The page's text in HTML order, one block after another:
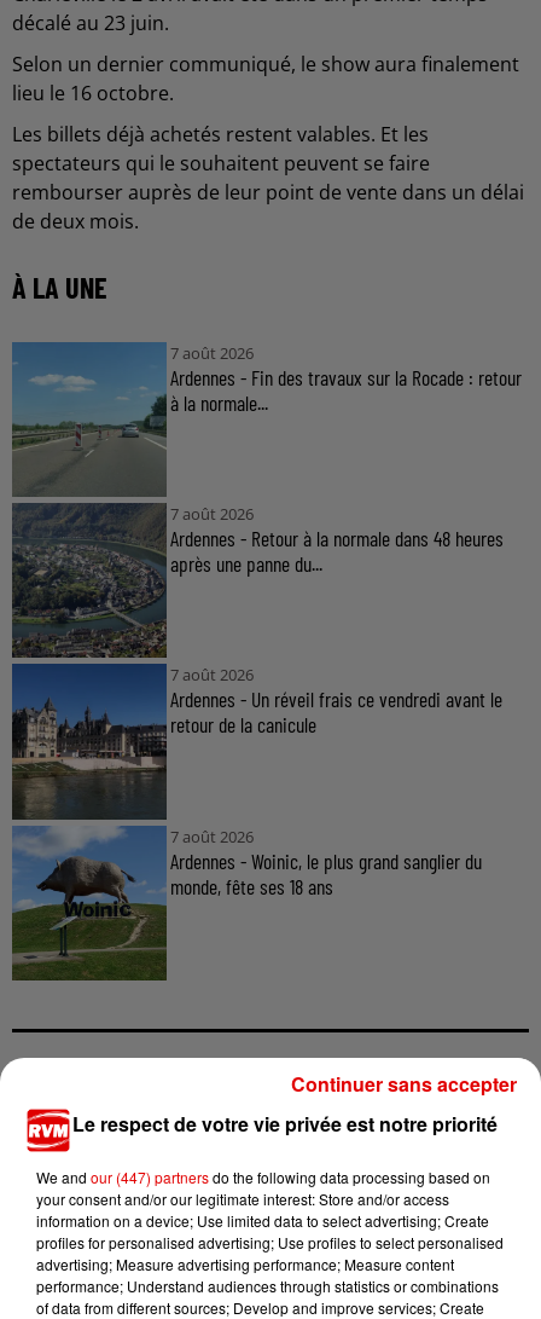
décalé au 23 juin.
Selon un dernier communiqué, le show aura finalement
lieu le 16 octobre.
Les billets déjà achetés restent valables. Et les
spectateurs qui le souhaitent peuvent se faire
rembourser auprès de leur point de vente dans un délai
de deux mois.
À LA UNE
7 août 2026
Ardennes - Fin des travaux sur la Rocade : retour
à la normale...
7 août 2026
Ardennes - Retour à la normale dans 48 heures
après une panne du...
7 août 2026
Ardennes - Un réveil frais ce vendredi avant le
retour de la canicule
7 août 2026
Ardennes - Woinic, le plus grand sanglier du
monde, fête ses 18 ans
10h27
10h27 10h23
10h23 10h20
10h20
Le respect de votre vie privée est notre priorité
We and our (447) partnersdo the following data processing based on
your consent and/or our legitimate interest: Store and/or access
information on a device; Use limited data to select advertising; Create
profiles for personalised advertising; Use profiles to select personalised
advertising; Measure advertising performance; Measure content
performance; Understand audiences through statistics or combinations
of data from different sources; Develop and improve services; Create
Continuer sans accepter